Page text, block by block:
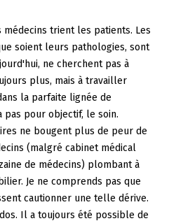
trient les patients. Les
soient leurs pathologies, sont
ne cherchent pas à
plus, mais à travailler
la parfaite lignée de
pour objectif, le soin.
ne bougent plus de peur de
(malgré cabinet médical
de médecins) plombant à
Je ne comprends pas que
cautionner une telle dérive.
Il a toujours été possible de